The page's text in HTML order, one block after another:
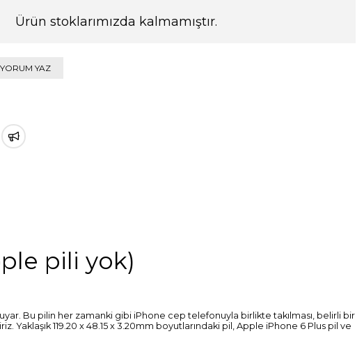
Ürün stoklarımızda kalmamıştır.
YORUM YAZ
pili yok)
Bu pilin her zamanki gibi iPhone cep telefonuyla birlikte takılması, belirli bir
119.20 x 48.15 x 3.20mm boyutlarındaki pil, Apple iPhone 6 Plus pil ve